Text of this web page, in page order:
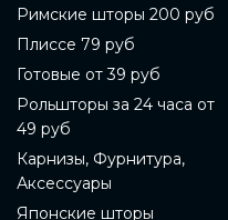
Также стоит обратить
управления
управляемыми
дистанционно с
Кроме того, готовые
однотонными или
рисунок, такой как
или бордовый цвет.
Если вы выбираете
Римские шторы 200 руб
Плиссе 79 руб
Готовые от 39 руб
Рольшторы за 24 часа от
49 руб
Карнизы, Фурнитура,
Аксессуары
Японские шторы